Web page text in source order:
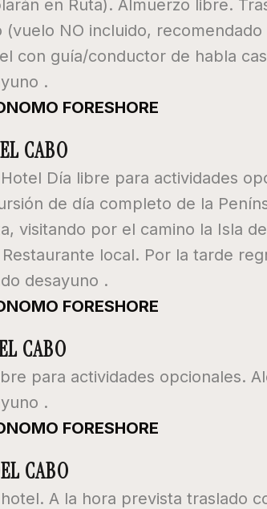
en Ruta). Almuerzo libre.
(vuelo NO incluido,
con guía/conductor de habla
.
FORESHORE
CABO
Día libre para actividades
de día completo de la
visitando por el camino la Isla
local. Por la tarde
desayuno .
FORESHORE
CABO
para actividades opcionales.
.
FORESHORE
CABO
A la hora prevista traslado